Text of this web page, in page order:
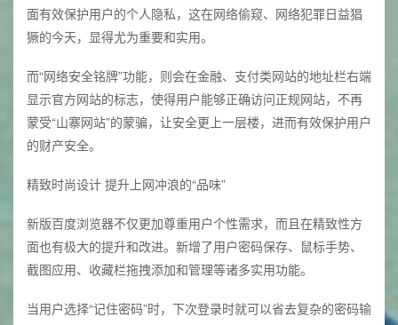
面有效保护用户的个人隐私，这在网络偷窥、网络犯罪日益猖
獗的今天，显得尤为重要和实用。
而“网络安全铭牌”功能，则会在金融、支付类网站的地址栏右端
显示官方网站的标志，使得用户能够正确访问正规网站，不再
蒙受“山寨网站”的蒙骗，让安全更上一层楼，进而有效保护用户
的财产安全。
精致时尚设计 提升上网冲浪的“品味”
新版百度浏览器不仅更加尊重用户个性需求，而且在精致性方
面也有极大的提升和改进。新增了用户密码保存、鼠标手势、
截图应用、收藏栏拖拽添加和管理等诸多实用功能。
当用户选择“记住密码”时，下次登录时就可以省去复杂的密码输